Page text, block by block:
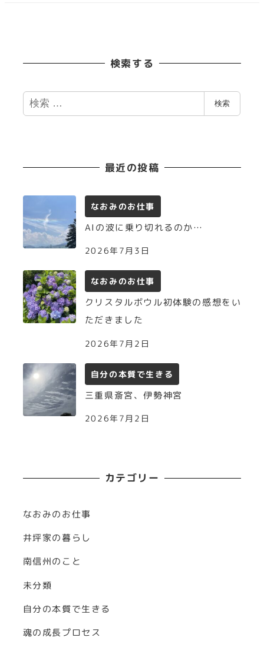
検索する
検
索
検索
最近の投稿
なおみのお仕事
AIの波に乗り切れるのか…
2026年7月3日
なおみのお仕事
クリスタルボウル初体験の感想をい
ただきました
2026年7月2日
自分の本質で生きる
三重県斎宮、伊勢神宮
2026年7月2日
カテゴリー
なおみのお仕事
井坪家の暮らし
南信州のこと
未分類
自分の本質で生きる
魂の成長プロセス